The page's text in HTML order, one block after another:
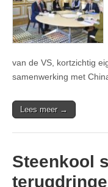
van de VS, kortzichtig
samenwerking met
Lees meer →
Steenkool